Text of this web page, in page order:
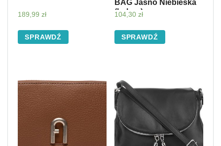
189,99 zł
SPRAWDŹ
BAG Jasno Niebieska
(kolory)
104,30 zł
SPRAWDŹ